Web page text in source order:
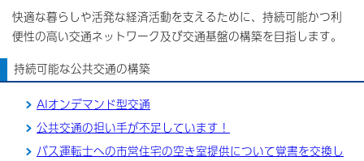
快適な暮らしや活発な経済活動を支えるために、持続可能かつ利
便性の高い交通ネットワーク及び交通基盤の構築を目指します。
持続可能な公共交通の構築
AIオンデマンド型交通
公共交通の担い手が不足しています！
バス運転士への市営住宅の空き室提供について覚書を交換し